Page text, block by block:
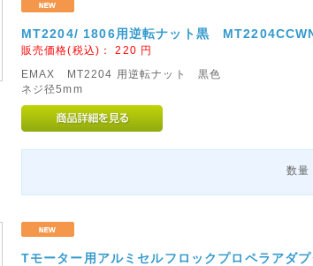
MT2204/ 1806用逆転ナット黒
販売価格(税込)：220 円
EMAX MT2204 用逆転ナット 黒色
ネジ径5mm
数量
Tモーター用アルミセルフロックプロペラアダ